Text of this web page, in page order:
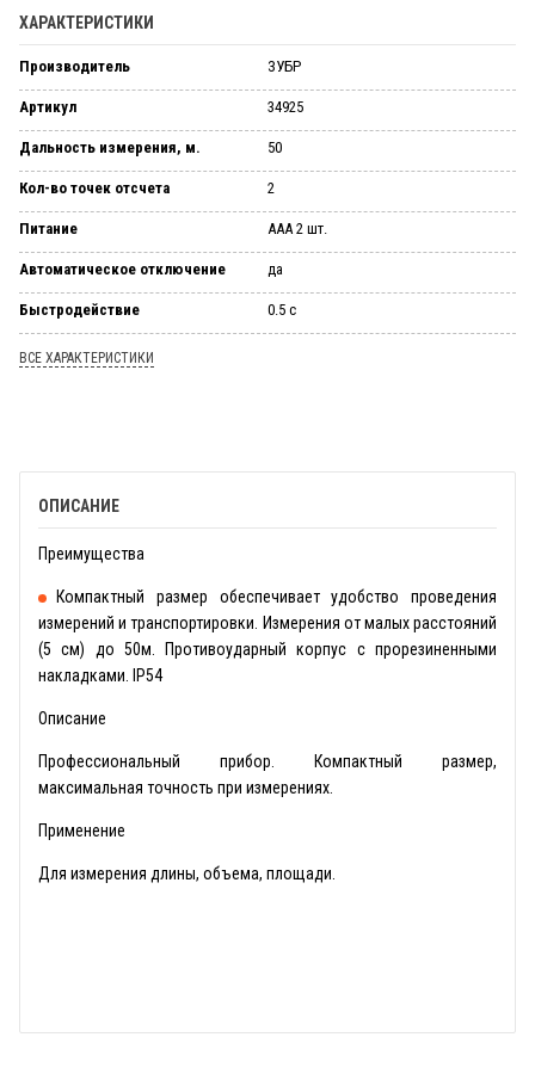
ХАРАКТЕРИСТИКИ
Производитель ЗУБР
Артикул 34925
Дальность измерения, м. 50
Кол-во точек отсчета 2
Питание ААA 2 шт.
Автоматическое отключение да
Быстродействие 0.5 с
ВСЕ ХАРАКТЕРИСТИКИ
ОПИСАНИЕ
Преимущества
Компактный размер обеспечивает удобство проведения
измерений и транспортировки. Измерения от малых расстояний
(5 см) до 50м. Противоударный корпус с прорезиненными
накладками. IP54
Описание
Профессиональный прибор. Компактный размер,
максимальная точность при измерениях.
Применение
Для измерения длины, объема, площади.